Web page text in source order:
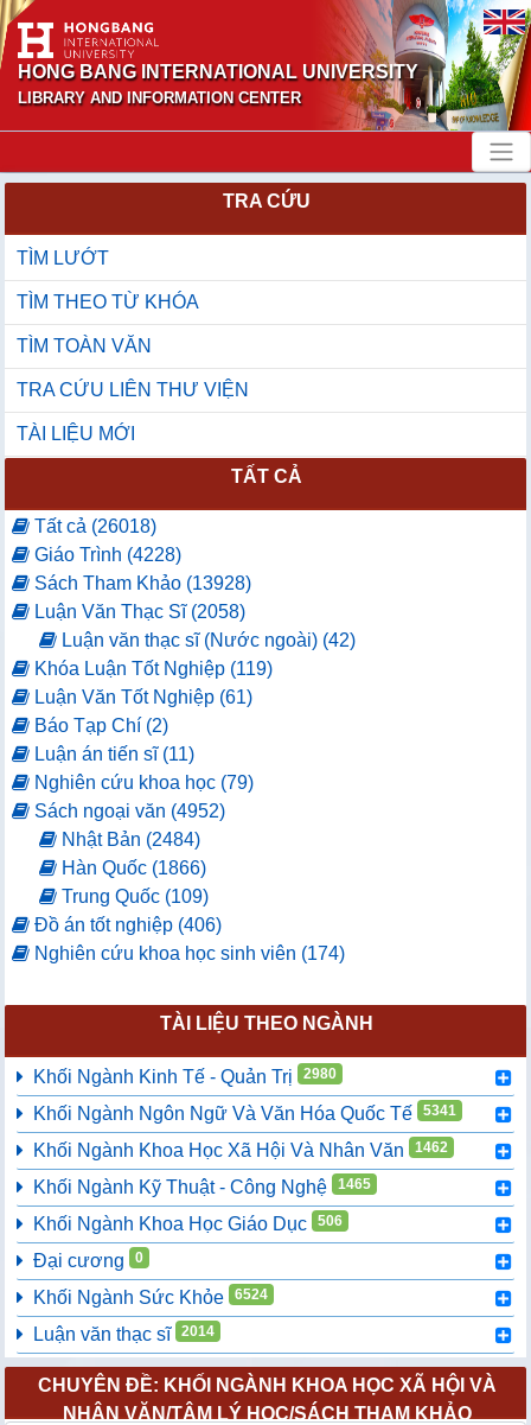
HONG BANG INTERNATIONAL UNIVERSITY
LIBRARY AND INFORMATION CENTER
TRA CỨU
TÌM LƯỚT
TÌM THEO TỪ KHÓA
TÌM TOÀN VĂN
TRA CỨU LIÊN THƯ VIỆN
TÀI LIỆU MỚI
TẤT CẢ
Tất cả (26018)
Giáo Trình (4228)
Sách Tham Khảo (13928)
Luận Văn Thạc Sĩ (2058)
Luận văn thạc sĩ (Nước ngoài) (42)
Khóa Luận Tốt Nghiệp (119)
Luận Văn Tốt Nghiệp (61)
Báo Tạp Chí (2)
Luận án tiến sĩ (11)
Nghiên cứu khoa học (79)
Sách ngoại văn (4952)
Nhật Bản (2484)
Hàn Quốc (1866)
Trung Quốc (109)
Đồ án tốt nghiệp (406)
Nghiên cứu khoa học sinh viên (174)
TÀI LIỆU THEO NGÀNH
Khối Ngành Kinh Tế - Quản Trị 2980
Khối Ngành Ngôn Ngữ Và Văn Hóa Quốc Tế 5341
Khối Ngành Khoa Học Xã Hội Và Nhân Văn 1462
Khối Ngành Kỹ Thuật - Công Nghệ 1465
Khối Ngành Khoa Học Giáo Dục 506
Đại cương 0
Khối Ngành Sức Khỏe 6524
Luận văn thạc sĩ 2014
CHUYÊN ĐỀ: KHỐI NGÀNH KHOA HỌC XÃ HỘI VÀ
NHÂN VĂN/TÂM LÝ HỌC/SÁCH THAM KHẢO